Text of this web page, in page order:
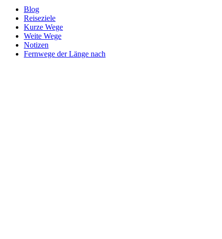
Blog
Reiseziele
Kurze Wege
Weite Wege
Notizen
Fernwege der Länge nach